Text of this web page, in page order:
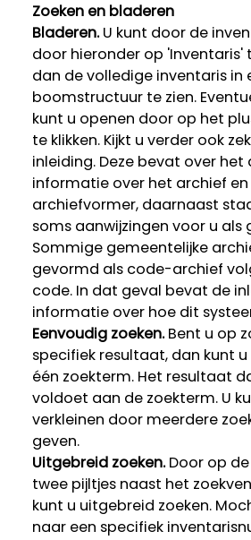
Zoeken en bladeren
Bladeren.U kunt door de
door hieronder op 'Inventaris'
dan de volledige inventaris in
boomstructuur te zien.
kunt u openen door op het
te klikken. Kijkt u verder ook
inleiding. Deze bevat over
informatie over het archief
archiefvormer, daarnaast
soms aanwijzingen voor u als
Sommige gemeentelijke
gevormd als code-archief
code. In dat geval bevat de
informatie over hoe dit
Eenvoudig zoeken.Bent u op
specifiek resultaat, dan kunt
één zoekterm. Het resultaat
voldoet aan de zoekterm. U
verkleinen door meerdere
geven.
Uitgebreid zoeken.Door op
twee pijltjes naast het
kunt u uitgebreid zoeken.
naar een specifiek